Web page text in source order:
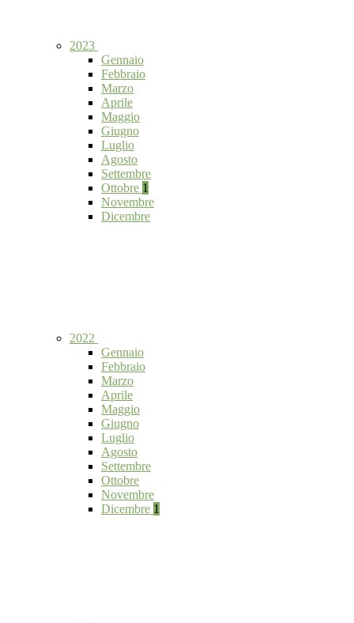
2023
Gennaio
Febbraio
Marzo
Aprile
Maggio
Giugno
Luglio
Agosto
Settembre
Ottobre 1
Novembre
Dicembre
2022
Gennaio
Febbraio
Marzo
Aprile
Maggio
Giugno
Luglio
Agosto
Settembre
Ottobre
Novembre
Dicembre 1